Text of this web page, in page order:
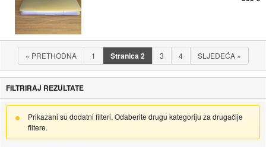
« PRETHODNA 1 Stranica2 3 4 SLJEDEĆA »
FILTRIRAJ REZULTATE
Prikazani su dodatni filteri. Odaberite drugu kategoriju za drugačije
filtere.